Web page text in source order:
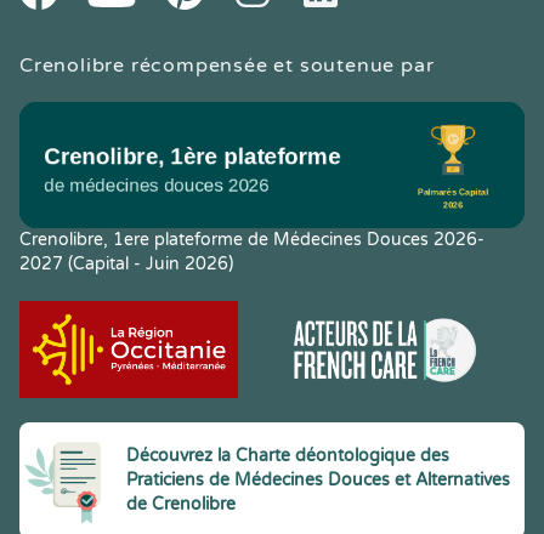
Crenolibre récompensée et soutenue par
Crenolibre, 1ere plateforme de Médecines Douces 2026-
2027 (Capital - Juin 2026)
Découvrez la Charte déontologique des
Praticiens de Médecines Douces et Alternatives
de Crenolibre